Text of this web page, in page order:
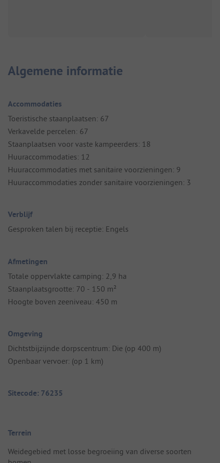
Algemene informatie
Accommodaties
Toeristische staanplaatsen: 67
Verkavelde percelen: 67
Staanplaatsen voor vaste kampeerders: 18
Huuraccommodaties: 12
Huuraccommodaties met sanitaire voorzieningen: 9
Huuraccommodaties zonder sanitaire voorzieningen: 3
Verblijf
Gesproken talen bij receptie: Engels
Afmetingen
Totale oppervlakte camping: 2,9 ha
Staanplaatsgrootte: 70 - 150 m²
Hoogte boven zeeniveau: 450 m
Omgeving
Dichtstbijzijnde dorpscentrum: Die (op 400 m)
Openbaar vervoer: (op 1 km)
Sitecode: 76235
Terrein
Weidegebied met losse begroeiing van diverse soorten